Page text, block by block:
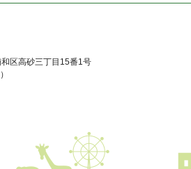
区高砂三丁目15番1号